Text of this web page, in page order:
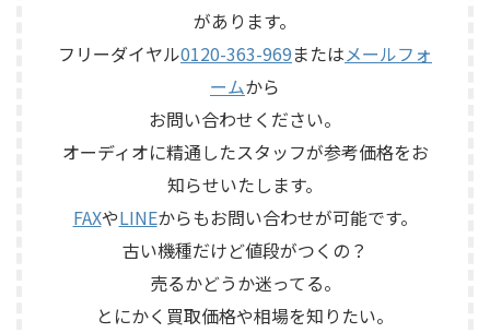
トロール、MMフォノ入力、バ
ランス出力、データポート、
外観コンディション、リモコン
など付属品の有無を確認しな
がら査定いたしました。 買取
ー：McIntosh / マッキントッ
S7Rは、Olympus専用エンクロ
ージャーにLE15Aウーファー、
PR15パッシブラジエーター、
LE85ドライバー、HL91ホー
ン、LX5ネットワークなどを組
み合わせたヴィンテージJBLの
スピーカーシステムです。査定
では、左右ペアの音 ...
があります。
フリーダイヤル0120-363-969またはメールフォ
ームから
お問い合わせください。
オーディオに精通したスタッフが参考価格をお
知らせいたします。
FAXやLINEからもお問い合わせが可能です。
古い機種だけど値段がつくの？
売るかどうか迷ってる。
とにかく買取価格や相場を知りたい。